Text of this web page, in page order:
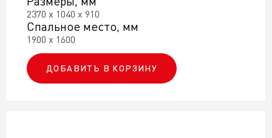
2370 х 1040 х 910
Спальное место, мм
1900 х 1600
ДОБАВИТЬ В КОРЗИНУ